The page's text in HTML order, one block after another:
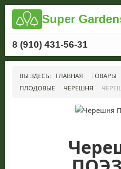
Super
8 (910) 431-56-31
ВЫ ЗДЕСЬ: ГЛАВНАЯ ТОВАРЫ
ПЛОДОВЫЕ
ЧЕРЕШНЯ